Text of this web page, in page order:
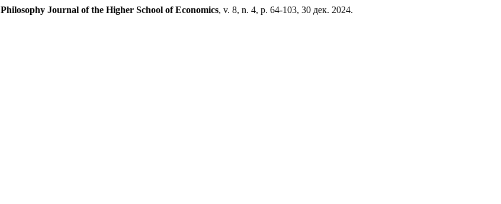
Philosophy Journal of the Higher School of Economics, v. 8, n. 4, p. 64-103, 30 дек. 2024.